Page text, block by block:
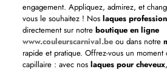
engagement. Appliquez, admirez, et
vous le souhaitez ! Nos laques
directement sur notre boutique en ligne
www.couleurscarnival.beou dans notre
rapide et pratique. Offrez-vous un
capillaire : avec nos laques pour cheveux